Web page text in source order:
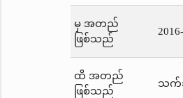
မှ အတည်
ဖြစ်သည်
ထိ အတည်
ဖြစ်သည်
သက်